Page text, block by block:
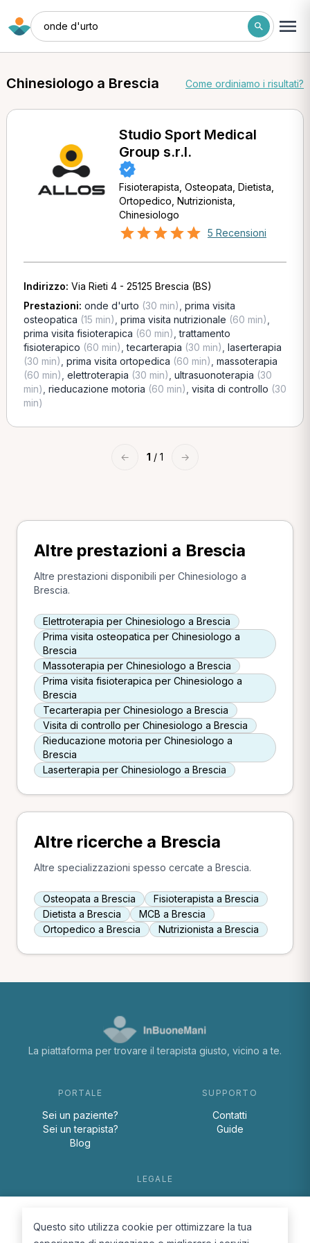
onde d'urto
Chinesiologo a Brescia Come ordiniamo i risultati?
Studio Sport Medical
Group s.r.l.
Fisioterapista, Osteopata, Dietista,
Ortopedico, Nutrizionista,
Chinesiologo
5 Recensioni
Indirizzo: Via Rieti 4 - 25125 Brescia (BS)
Prestazioni: onde d'urto (30 min) prima visita
osteopatica (15 min) prima visita nutrizionale (60 min)
prima visita fisioterapica (60 min) ,trattamento
fisioterapico (60 min) ,tecarterapia (30 min) laserterapia
(30 min) prima visita ortopedica (60 min) massoterapia
(60 min) elettroterapia (30 min) ultrasuonoterapia (30
min) rieducazione motoria (60 min) visita di controllo (30
min)
← 1 / 1 →
Altre prestazioni a Brescia
Altre prestazioni disponibili per Chinesiologo a
Brescia.
Elettroterapia per Chinesiologo a Brescia
Prima visita osteopatica per Chinesiologo a
Brescia
Massoterapia per Chinesiologo a Brescia
Prima visita fisioterapica per Chinesiologo a
Brescia
Tecarterapia per Chinesiologo a Brescia
Visita di controllo per Chinesiologo a Brescia
Rieducazione motoria per Chinesiologo a
Brescia
Laserterapia per Chinesiologo a Brescia
Altre ricerche a Brescia
Altre specializzazioni spesso cercate a Brescia.
Osteopata a Brescia
Fisioterapista a Brescia
Dietista a Brescia
MCB a Brescia
Ortopedico a Brescia
Nutrizionista a Brescia
La piattaforma per trovare il terapista giusto, vicino a te.
PORTALE
Sei un paziente?
Sei un terapista?
Blog
SUPPORTO
Contatti
Guide
LEGALE
Cookie Policy
Questo sito utilizza cookie per ottimizzare la tua